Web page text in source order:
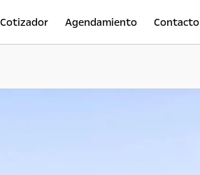
Cotizador Agendamiento Contacto